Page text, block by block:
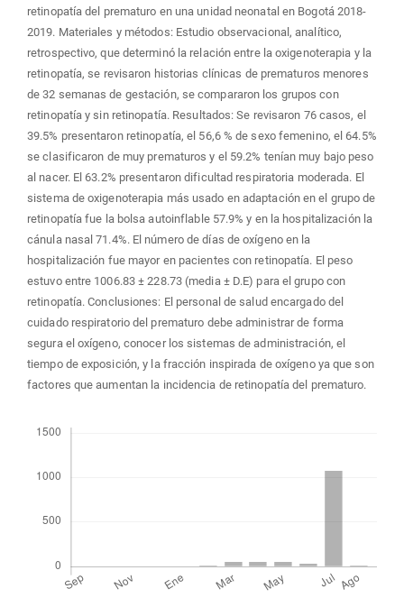
retinopatía del prematuro en una unidad neonatal en Bogotá 2018-
2019. Materiales y métodos: Estudio observacional, analítico,
retrospectivo, que determinó la relación entre la oxigenoterapia y la
retinopatía, se revisaron historias clínicas de prematuros menores
de 32 semanas de gestación, se compararon los grupos con
retinopatía y sin retinopatía. Resultados: Se revisaron 76 casos, el
39.5% presentaron retinopatía, el 56,6 % de sexo femenino, el 64.5%
se clasificaron de muy prematuros y el 59.2% tenían muy bajo peso
al nacer. El 63.2% presentaron dificultad respiratoria moderada. El
sistema de oxigenoterapia más usado en adaptación en el grupo de
retinopatía fue la bolsa autoinflable 57.9% y en la hospitalización la
cánula nasal 71.4%. El número de días de oxígeno en la
hospitalización fue mayor en pacientes con retinopatía. El peso
estuvo entre 1006.83 ± 228.73 (media ± D.E) para el grupo con
retinopatía. Conclusiones: El personal de salud encargado del
cuidado respiratorio del prematuro debe administrar de forma
segura el oxígeno, conocer los sistemas de administración, el
tiempo de exposición, y la fracción inspirada de oxígeno ya que son
factores que aumentan la incidencia de retinopatía del prematuro.